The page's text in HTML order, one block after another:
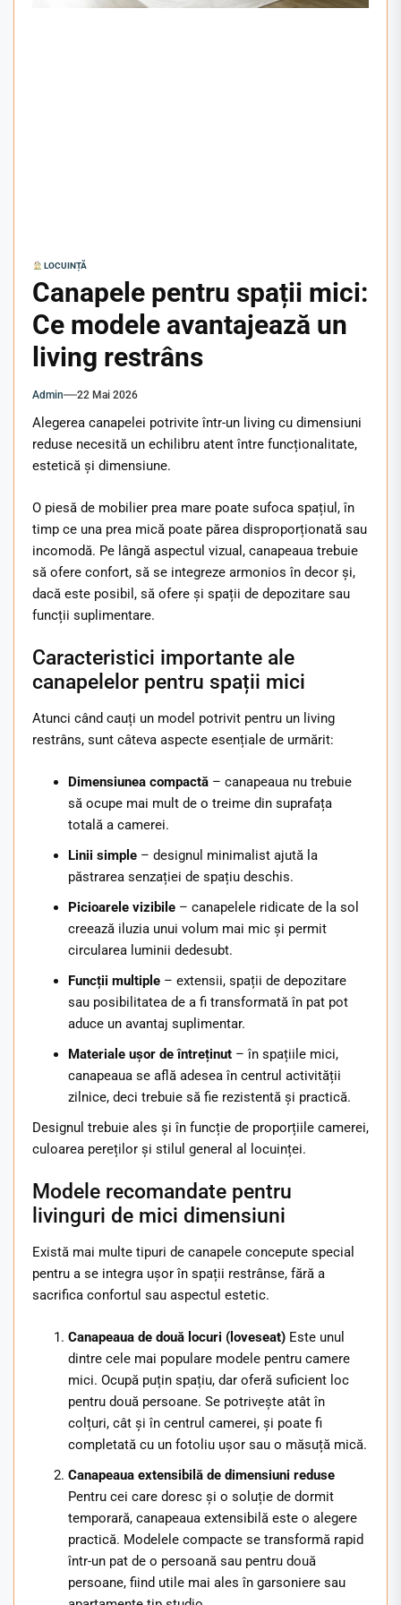
LOCUINȚĂ
Canapele pentru spații mici:
Ce modele avantajează un
living restrâns
Admin 22 Mai 2026
Alegerea canapelei potrivite într-un living cu dimensiuni
reduse necesită un echilibru atent între funcționalitate,
estetică și dimensiune.
O piesă de mobilier prea mare poate sufoca spațiul, în
timp ce una prea mică poate părea disproporționată sau
incomodă. Pe lângă aspectul vizual, canapeaua trebuie
să ofere confort, să se integreze armonios în decor și,
dacă este posibil, să ofere și spații de depozitare sau
funcții suplimentare.
Caracteristici importante ale
canapelelor pentru spații mici
Atunci când cauți un model potrivit pentru un living
restrâns, sunt câteva aspecte esențiale de urmărit:
Dimensiunea compactă – canapeaua nu trebuie
să ocupe mai mult de o treime din suprafața
totală a camerei.
Linii simple – designul minimalist ajută la
păstrarea senzației de spațiu deschis.
Picioarele vizibile – canapelele ridicate de la sol
creează iluzia unui volum mai mic și permit
circularea luminii dedesubt.
Funcții multiple – extensii, spații de depozitare
sau posibilitatea de a fi transformată în pat pot
aduce un avantaj suplimentar.
Materiale ușor de întreținut – în spațiile mici,
canapeaua se află adesea în centrul activității
zilnice, deci trebuie să fie rezistentă și practică.
Designul trebuie ales și în funcție de proporțiile camerei,
culoarea pereților și stilul general al locuinței.
Modele recomandate pentru
livinguri de mici dimensiuni
Există mai multe tipuri de canapele concepute special
pentru a se integra ușor în spații restrânse, fără a
sacrifica confortul sau aspectul estetic.
Canapeaua de două locuri (loveseat) Este unul
dintre cele mai populare modele pentru camere
mici. Ocupă puțin spațiu, dar oferă suficient loc
pentru două persoane. Se potrivește atât în
colțuri, cât și în centrul camerei, și poate fi
completată cu un fotoliu ușor sau o măsuță mică.
Canapeaua extensibilă de dimensiuni reduse
Pentru cei care doresc și o soluție de dormit
temporară, canapeaua extensibilă este o alegere
practică. Modelele compacte se transformă rapid
într-un pat de o persoană sau pentru două
persoane, fiind utile mai ales în garsoniere sau